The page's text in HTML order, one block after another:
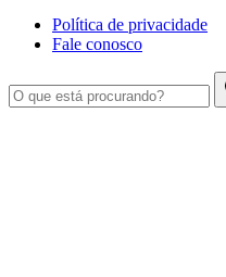
Política de privacidade
Fale conosco